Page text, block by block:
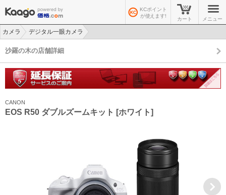
KCポイント
が使えます!
カート メニュー
カメラ
デジタル一眼カメラ
沙羅の木の店舗詳細
CANON
EOS R50 ダブルズームキット [ホワイト]